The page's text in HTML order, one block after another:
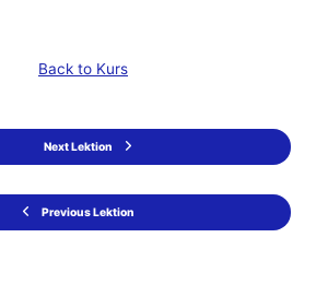
Previous Lektion
Back to Kurs
Next Lektion